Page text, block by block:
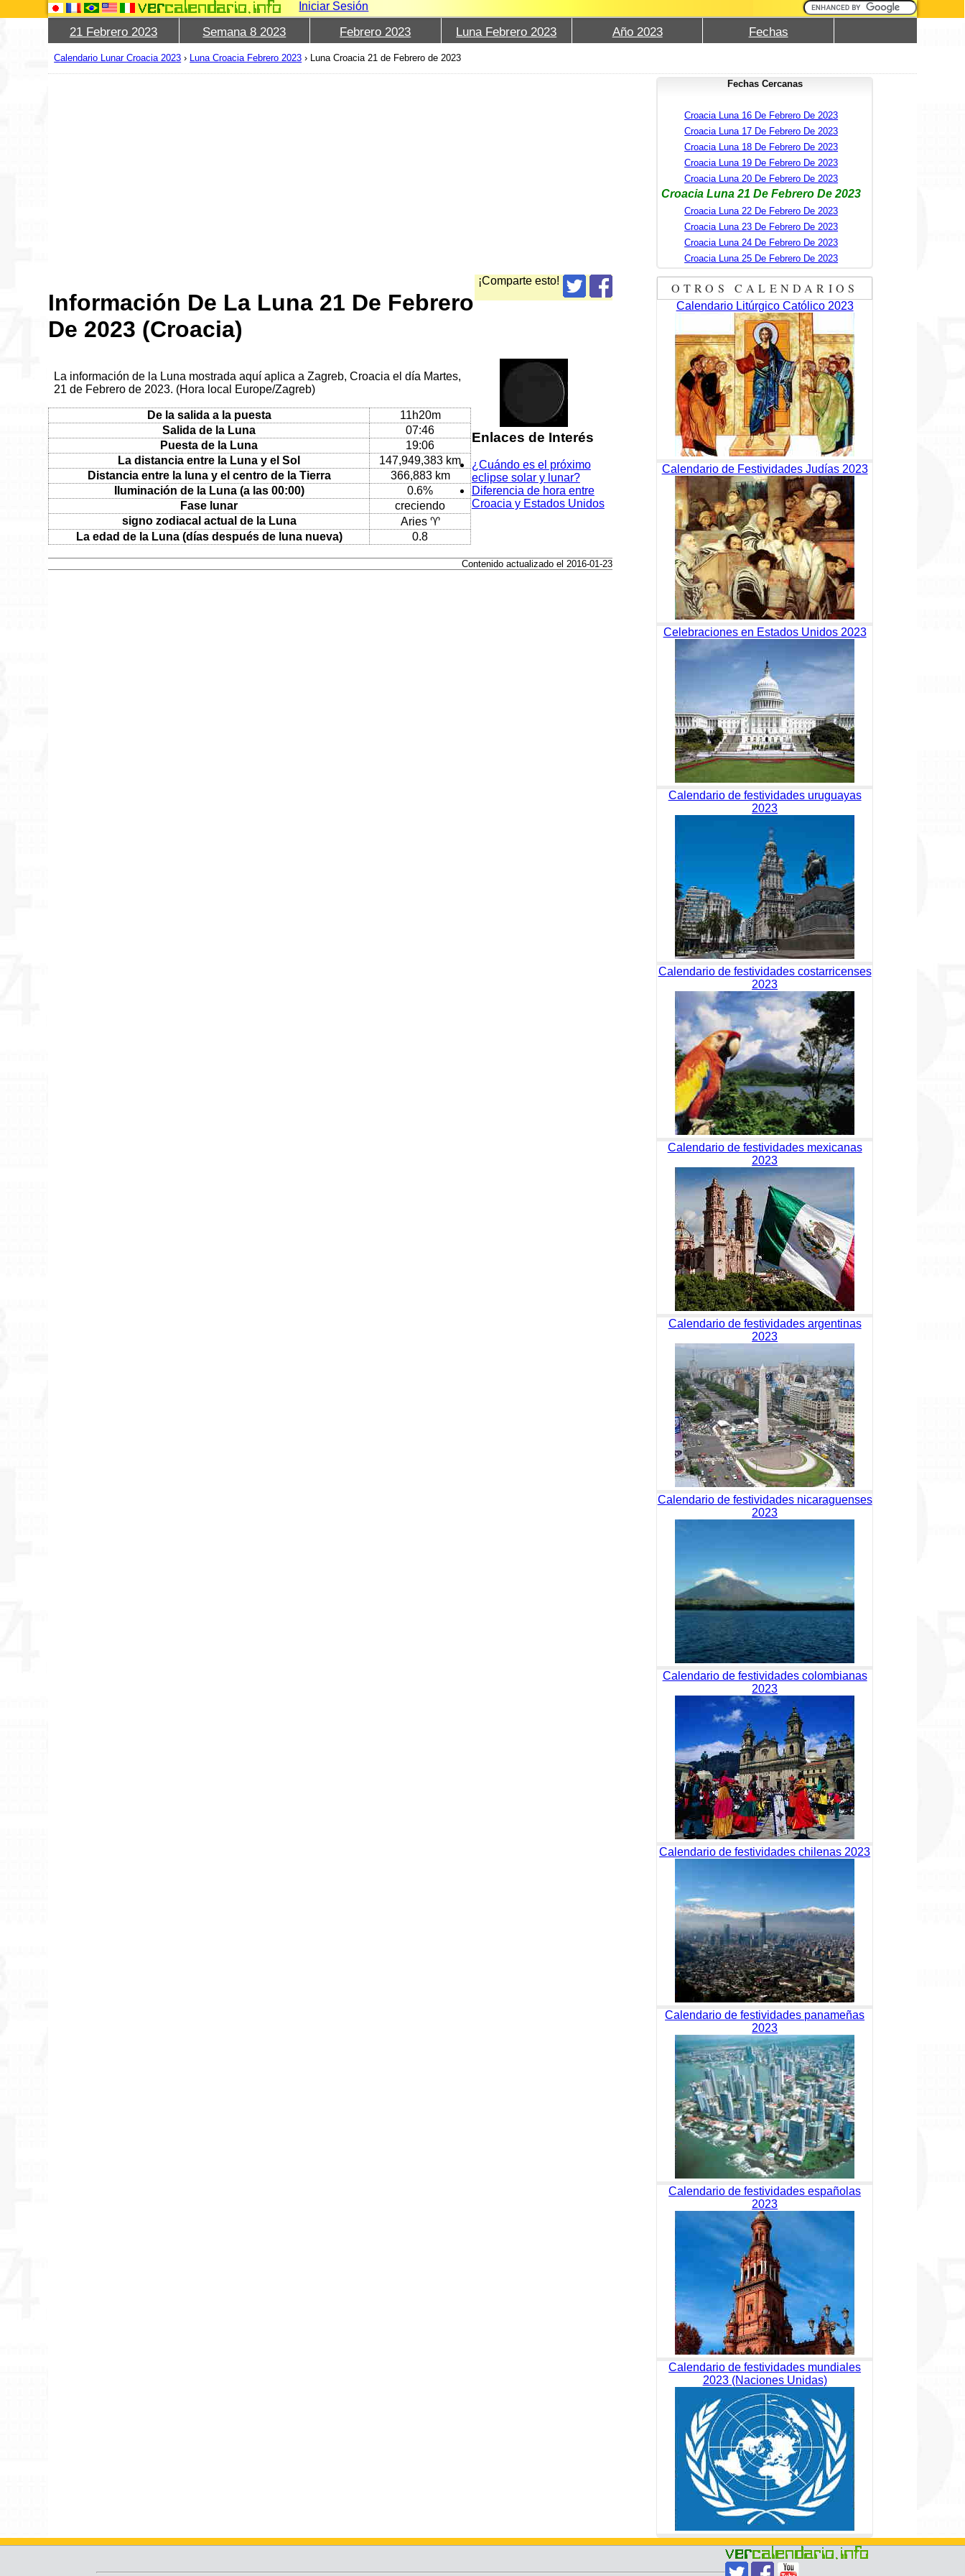
Iniciar Sesión
21 Febrero 2023 Semana 8 2023 Febrero 2023 Luna Febrero 2023 Año 2023 Fechas
Calendario Lunar Croacia 2023 › Luna Croacia Febrero 2023 › Luna Croacia 21 de Febrero de 2023
¡Comparte esto!
Información De La Luna 21 De Febrero
De 2023 (Croacia)
La información de la Luna mostrada aquí aplica a Zagreb, Croacia el día Martes,
21 de Febrero de 2023. (Hora local Europe/Zagreb)
De la salida a la puesta
11h20m
Salida de la Luna
07:46
Puesta de la Luna
19:06
La distancia entre la Luna y el Sol
147,949,383 km
Distancia entre la luna y el centro de la Tierra
366,883 km
Iluminación de la Luna (a las 00:00)
0.6%
Fase lunar
creciendo
signo zodiacal actual de la Luna
Aries ♈
La edad de la Luna (días después de luna nueva)
0.8
Enlaces de Interés
¿Cuándo es el próximo
eclipse solar y lunar?
Diferencia de hora entre
Croacia y Estados Unidos
Contenido actualizado el 2016-01-23
Fechas Cercanas
Croacia Luna 16 De Febrero De 2023
Croacia Luna 17 De Febrero De 2023
Croacia Luna 18 De Febrero De 2023
Croacia Luna 19 De Febrero De 2023
Croacia Luna 20 De Febrero De 2023
Croacia Luna 21 De Febrero De 2023
Croacia Luna 22 De Febrero De 2023
Croacia Luna 23 De Febrero De 2023
Croacia Luna 24 De Febrero De 2023
Croacia Luna 25 De Febrero De 2023
OTROS CALENDARIOS
Calendario Litúrgico Católico 2023
Calendario de Festividades Judías 2023
Celebraciones en Estados Unidos 2023
Calendario de festividades uruguayas
2023
Calendario de festividades costarricenses
2023
Calendario de festividades mexicanas
2023
Calendario de festividades argentinas
2023
Calendario de festividades nicaraguenses
2023
Calendario de festividades colombianas
2023
Calendario de festividades chilenas 2023
Calendario de festividades panameñas
2023
Calendario de festividades españolas
2023
Calendario de festividades mundiales
2023 (Naciones Unidas)